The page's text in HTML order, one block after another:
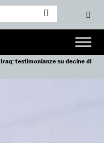
Iraq: testimonianze su decine di